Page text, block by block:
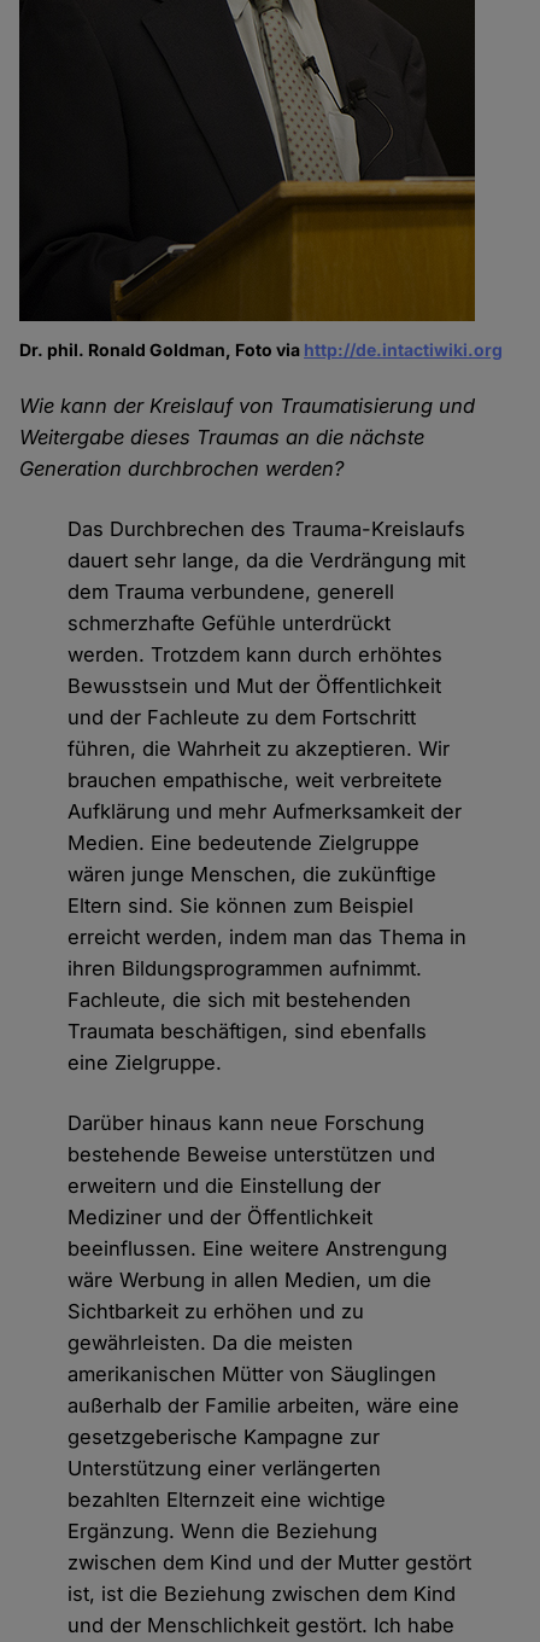
Dr. phil. Ronald Goldman, Foto via http://de.intactiwiki.org
Wie kann der Kreislauf von Traumatisierung und
Weitergabe dieses Traumas an die nächste
Generation durchbrochen werden?
Das Durchbrechen des Trauma-Kreislaufs
dauert sehr lange, da die Verdrängung mit
dem Trauma verbundene, generell
schmerzhafte Gefühle unterdrückt
werden. Trotzdem kann durch erhöhtes
Bewusstsein und Mut der Öffentlichkeit
und der Fachleute zu dem Fortschritt
führen, die Wahrheit zu akzeptieren. Wir
brauchen empathische, weit verbreitete
Aufklärung und mehr Aufmerksamkeit der
Medien. Eine bedeutende Zielgruppe
wären junge Menschen, die zukünftige
Eltern sind. Sie können zum Beispiel
erreicht werden, indem man das Thema in
ihren Bildungsprogrammen aufnimmt.
Fachleute, die sich mit bestehenden
Traumata beschäftigen, sind ebenfalls
eine Zielgruppe.
Darüber hinaus kann neue Forschung
bestehende Beweise unterstützen und
erweitern und die Einstellung der
Mediziner und der Öffentlichkeit
beeinflussen. Eine weitere Anstrengung
wäre Werbung in allen Medien, um die
Sichtbarkeit zu erhöhen und zu
gewährleisten. Da die meisten
amerikanischen Mütter von Säuglingen
außerhalb der Familie arbeiten, wäre eine
gesetzgeberische Kampagne zur
Unterstützung einer verlängerten
bezahlten Elternzeit eine wichtige
Ergänzung. Wenn die Beziehung
zwischen dem Kind und der Mutter gestört
ist, ist die Beziehung zwischen dem Kind
und der Menschlichkeit gestört. Ich habe